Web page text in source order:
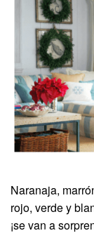
Naranaja,
rojo, verde y
¡se van a